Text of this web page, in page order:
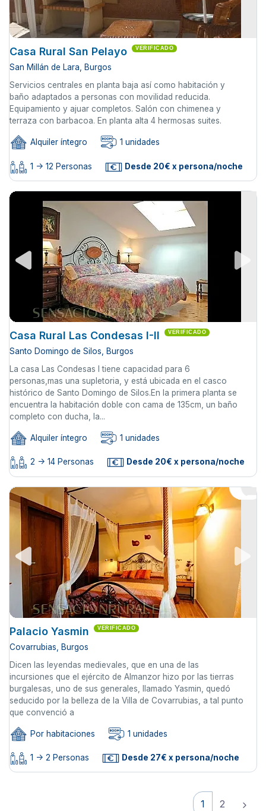
Casa Rural San Pelayo VERIFICADO
San Millán de Lara, Burgos
Servicios centrales en planta baja así como habitación y
baño adaptados a personas con movilidad reducida.
Equipamiento y ajuar completos. Salón con chimenea y
terraza con barbacoa. En planta alta 4 hermosas suites.
Alquiler íntegro 1 unidades
1 -> 12 Personas Desde 20€ x persona/noche
Casa Rural Las Condesas I-II VERIFICADO
Santo Domingo de Silos, Burgos
La casa Las Condesas I tiene capacidad para 6
personas,mas una supletoria, y está ubicada en el casco
histórico de Santo Domingo de Silos.En la primera planta se
encuentra la habitación doble con cama de 135cm, un baño
completo con ducha, la...
Alquiler íntegro 1 unidades
2 -> 14 Personas Desde 20€ x persona/noche
Palacio Yasmin VERIFICADO
Covarrubias, Burgos
Dicen las leyendas medievales, que en una de las
incursiones que el ejército de Almanzor hizo por las tierras
burgalesas, uno de sus generales, llamado Yasmin, quedó
seducido por la belleza de la Villa de Covarrubias, a tal punto
que convenció a
Por habitaciones 1 unidades
1 -> 2 Personas Desde 27€ x persona/noche
1 2